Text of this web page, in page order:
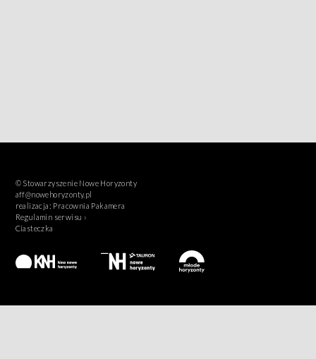
© Stowarzyszenie Nowe Horyzonty
aff@nowehoryzonty.pl
realizacja: Pracownia Pakamera
Regulamin serwisu ›
Ciasteczka